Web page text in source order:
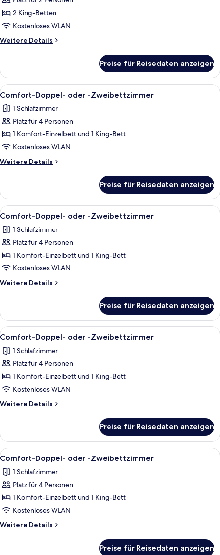
Doppel-
oder
-
Zweibettzimmer
2 King-Betten
Kostenloses WLAN
Weitere Details
Weitere
Doppel-
oder
-
Zweibettzimmer
Preise für Reisedaten anzeigen
Alle
Fotos
für
Comfort-
Doppel-
oder
-
Zweibettzimmer
1 Schlafzimmer, kostenloses WLAN,
23
Comfort-Doppel- oder -Zweibettzimmer
1 Schlafzimmer
Platz für 4 Personen
1 Komfort-Einzelbett und 1 King-Bett
Kostenloses WLAN
Weitere Details
Weitere
Doppel-
oder
-
Zweibettzimmer
Preise für Reisedaten anzeigen
Alle
Fotos
für
Comfort-
Doppel-
oder
-
Zweibettzimmer
1 Schlafzimmer, kostenloses WLAN,
23
Comfort-Doppel- oder -Zweibettzimmer
1 Schlafzimmer
Platz für 4 Personen
1 Komfort-Einzelbett und 1 King-Bett
Kostenloses WLAN
Weitere Details
Weitere
Doppel-
oder
-
Zweibettzimmer
Preise für Reisedaten anzeigen
Alle
Fotos
für
Comfort-
Doppel-
oder
-
Zweibettzimmer
1 Schlafzimmer, kostenloses WLAN,
23
Comfort-Doppel- oder -Zweibettzimmer
1 Schlafzimmer
Platz für 4 Personen
1 Komfort-Einzelbett und 1 King-Bett
Kostenloses WLAN
Weitere Details
Weitere
Doppel-
oder
-
Zweibettzimmer
Preise für Reisedaten anzeigen
Alle
Fotos
für
Comfort-
Doppel-
oder
-
Zweibettzimmer
1 Schlafzimmer, kostenloses WLAN,
23
Comfort-Doppel- oder -Zweibettzimmer
1 Schlafzimmer
Platz für 4 Personen
1 Komfort-Einzelbett und 1 King-Bett
Kostenloses WLAN
Weitere Details
Weitere
Preise für Reisedaten anzeigen